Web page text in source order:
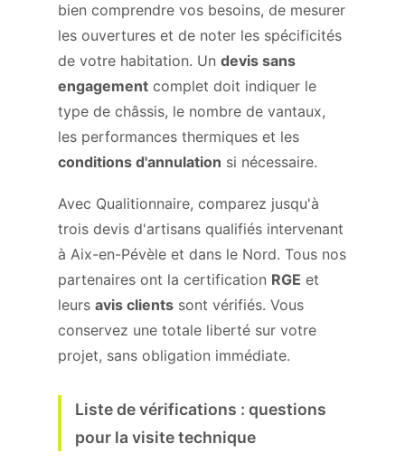
bien comprendre vos besoins, de mesurer
les ouvertures et de noter les spécificités
de votre habitation. Un devis sans
engagement complet doit indiquer le
type de châssis, le nombre de vantaux,
les performances thermiques et les
conditions d'annulation si nécessaire.
Avec Qualitionnaire, comparez jusqu'à
trois devis d'artisans qualifiés intervenant
à Aix-en-Pévèle et dans le Nord. Tous nos
partenaires ont la certification RGE et
leurs avis clients sont vérifiés. Vous
conservez une totale liberté sur votre
projet, sans obligation immédiate.
Liste de vérifications : questions
pour la visite technique